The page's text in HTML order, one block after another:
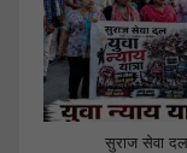
सुराज सेवा दल